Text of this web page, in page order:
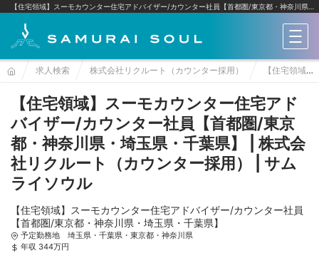
メ
求人検索 株式会社リクルート（カウンター採用） 【住宅領域】スーモカウンター住宅アドバイザー/カウンター社員【首都圏/東京都・神奈川県・埼玉県・千葉県】
【住宅領域】スーモカウンター住宅アド
バイザー/カウンター社員【首都圏/東京
都・神奈川県・埼玉県・千葉県】 | 株式会
社リクルート（カウンター採用） | サム
ライソウル
【住宅領域】スーモカウンター住宅アドバイザー/カウンター社員
【首都圏/東京都・神奈川県・埼玉県・千葉県】
予定勤務地 埼玉県・千葉県・東京都・神奈川県
年収 344万円